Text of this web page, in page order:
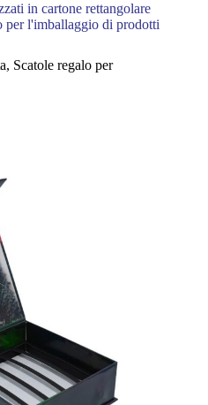
in cartone rettangolare
per l'imballaggio di prodotti
, Scatole regalo per